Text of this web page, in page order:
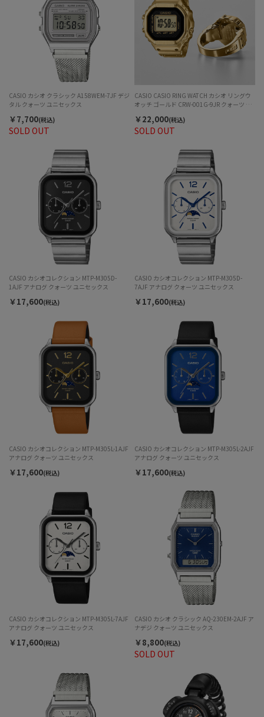
SOLD OUT
CASIO カシオ クラシック A158WEM-7JF デジ
タル クォーツ ユニセックス
￥7,700(税込)
SOLD OUT
CASIO CASIO RING WATCH カシオ リングウ
オッチ ゴールド CRW-001G-9JR クォーツ ユ
￥22,000(税込)
CASIO カシオコレクション MTP-M305D-
1AJF アナログ クォーツ ユニセックス
￥17,600(税込)
CASIO カシオコレクション MTP-M305D-
7AJF アナログ クォーツ ユニセックス
￥17,600(税込)
CASIO カシオコレクション MTP-M305L-1AJF
アナログ クォーツ ユニセックス
￥17,600(税込)
CASIO カシオコレクション MTP-M305L-2AJF
アナログ クォーツ ユニセックス
￥17,600(税込)
CASIO カシオコレクション MTP-M305L-7AJF
アナログ クォーツ ユニセックス
￥17,600(税込)
SOLD OUT
CASIO カシオ クラシック AQ-230EM-2AJF ア
ナデジ クォーツ ユニセックス
￥8,800(税込)